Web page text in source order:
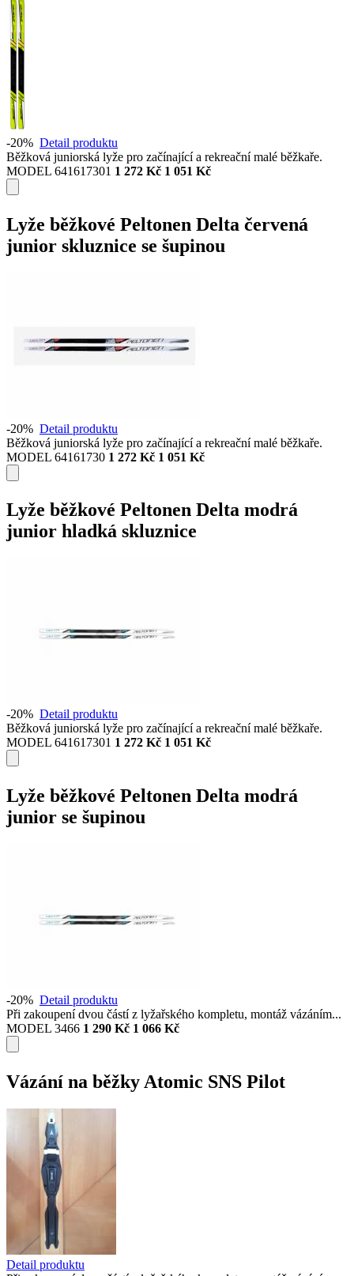
-20% Detail produktu
Běžková juniorská lyže pro začínající a rekreační malé běžkaře.
MODEL 641617301 1 272 Kč 1 051 Kč
Lyže běžkové Peltonen Delta červená
junior skluznice se šupinou
-20% Detail produktu
Běžková juniorská lyže pro začínající a rekreační malé běžkaře.
MODEL 64161730 1 272 Kč 1 051 Kč
Lyže běžkové Peltonen Delta modrá
junior hladká skluznice
-20% Detail produktu
Běžková juniorská lyže pro začínající a rekreační malé běžkaře.
MODEL 641617301 1 272 Kč 1 051 Kč
Lyže běžkové Peltonen Delta modrá
junior se šupinou
-20% Detail produktu
Při zakoupení dvou částí z lyžařského kompletu, montáž vázáním...
MODEL 3466 1 290 Kč 1 066 Kč
Vázání na běžky Atomic SNS Pilot
Detail produktu